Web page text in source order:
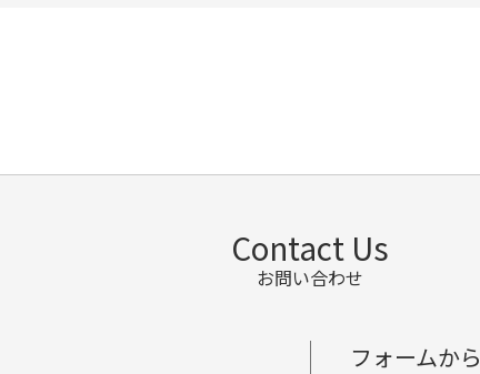
Contact Us
お問い合わせ
フォームか